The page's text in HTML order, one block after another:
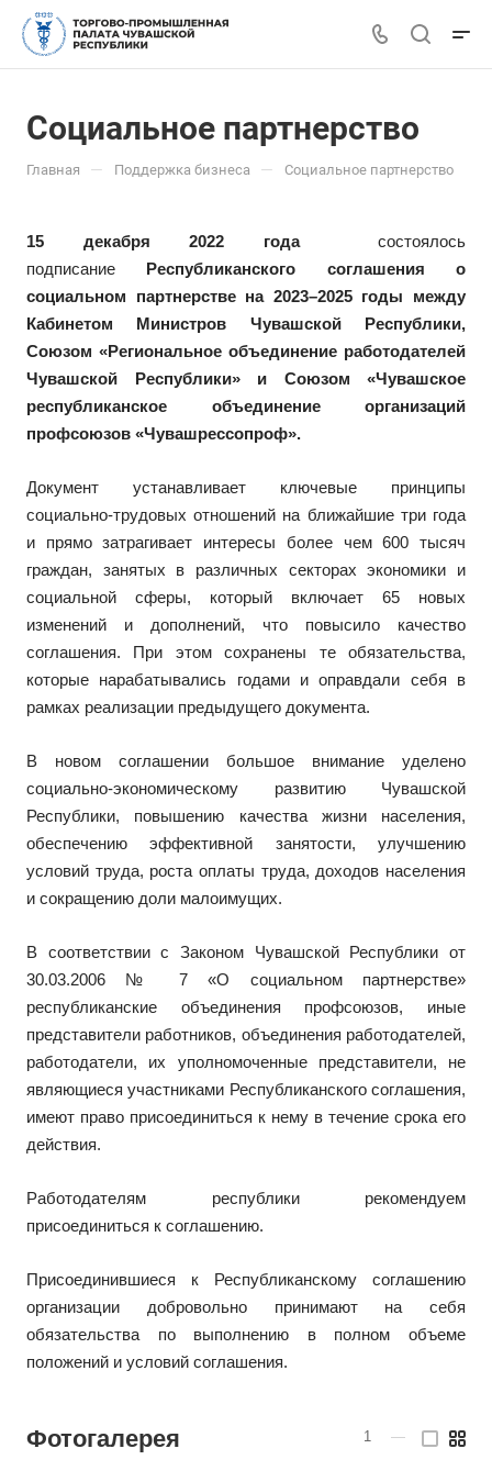
Социальное партнерство
Главная — Поддержка бизнеса — Социальное партнерство
15 декабря 2022 годасостоялось
подписание Республиканского соглашения о
социальном партнерстве на 2023–2025 годы между
Кабинетом Министров Чувашской Республики,
Союзом «Региональное объединение работодателей
Чувашской Республики» и Союзом «Чувашское
республиканское объединение организаций
профсоюзов «Чувашрессопроф».
Документ устанавливает ключевые принципы
социально-трудовых отношений на ближайшие три года
и прямо затрагивает интересы более чем 600 тысяч
граждан, занятых в различных секторах экономики и
социальной сферы, который включает 65 новых
изменений и дополнений, что повысило качество
соглашения. При этом сохранены те обязательства,
которые нарабатывались годами и оправдали себя в
рамках реализации предыдущего документа.
В новом соглашении большое внимание уделено
социально-экономическому развитию Чувашской
Республики, повышению качества жизни населения,
обеспечению эффективной занятости, улучшению
условий труда, роста оплаты труда, доходов населения
и сокращению доли малоимущих.
В соответствии с Законом Чувашской Республики от
30.03.2006 № 7 «О социальном партнерстве»
республиканские объединения профсоюзов, иные
представители работников, объединения работодателей,
работодатели, их уполномоченные представители, не
являющиеся участниками Республиканского соглашения,
имеют право присоединиться к нему в течение срока его
действия.
Работодателям республики рекомендуем
присоединиться к соглашению.
Присоединившиеся к Республиканскому соглашению
организации добровольно принимают на себя
обязательства по выполнению в полном объеме
положений и условий соглашения.
Фотогалерея 1 —